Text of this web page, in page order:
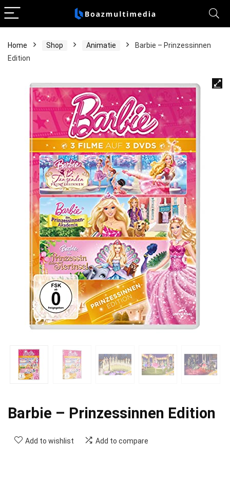
Home Shop Animatie
Barbie – Prinzessinnen
Edition
Barbie – Prinzessinnen Edition
Add to wishlist Add to compare